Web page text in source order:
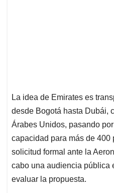
La idea de Emirates es
desde Bogotá hasta Dubái,
Árabes Unidos, pasando
capacidad para más de 400
solicitud formal ante la
cabo una audiencia pública
evaluar la propuesta.